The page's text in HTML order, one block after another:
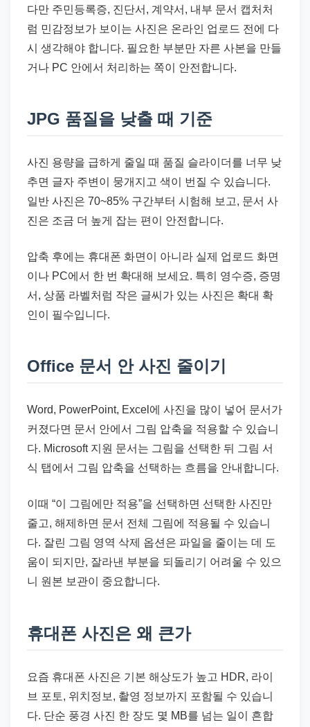
다만 주민등록증, 진단서, 계약서, 내부 문서 캡처처
럼 민감정보가 보이는 사진은 온라인 업로드 전에 다
시 생각해야 합니다. 필요한 부분만 자른 사본을 만들
거나 PC 안에서 처리하는 쪽이 안전합니다.
JPG 품질을 낮출 때 기준
사진 용량을 급하게 줄일 때 품질 슬라이더를 너무 낮
추면 글자 주변이 뭉개지고 색이 번질 수 있습니다.
일반 사진은 70~85% 구간부터 시험해 보고, 문서 사
진은 조금 더 높게 잡는 편이 안전합니다.
압축 후에는 휴대폰 화면이 아니라 실제 업로드 화면
이나 PC에서 한 번 확대해 보세요. 특히 영수증, 증명
서, 상품 라벨처럼 작은 글씨가 있는 사진은 확대 확
인이 필수입니다.
Office 문서 안 사진 줄이기
Word, PowerPoint, Excel에 사진을 많이 넣어 문서가
커졌다면 문서 안에서 그림 압축을 적용할 수 있습니
다. Microsoft 지원 문서는 그림을 선택한 뒤 그림 서
식 탭에서 그림 압축을 선택하는 흐름을 안내합니다.
이때 “이 그림에만 적용”을 선택하면 선택한 사진만
줄고, 해제하면 문서 전체 그림에 적용될 수 있습니
다. 잘린 그림 영역 삭제 옵션은 파일을 줄이는 데 도
움이 되지만, 잘라낸 부분을 되돌리기 어려울 수 있으
니 원본 보관이 중요합니다.
휴대폰 사진은 왜 큰가
요즘 휴대폰 사진은 기본 해상도가 높고 HDR, 라이
브 포토, 위치정보, 촬영 정보까지 포함될 수 있습니
다. 단순 풍경 사진 한 장도 몇 MB를 넘는 일이 흔합